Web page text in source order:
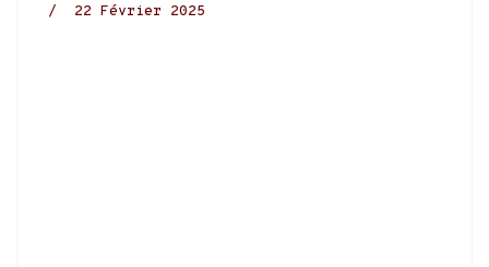
22 Février 2025